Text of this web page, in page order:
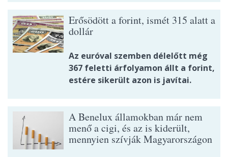
Erősödött a forint, ismét 315 alatt a
dollár
Az euróval szemben délelőtt még
367 feletti árfolyamon állt a forint,
estére sikerült azon is javítai.
A Benelux államokban már nem
menő a cigi, és az is kiderült,
mennyien szívják Magyarországon